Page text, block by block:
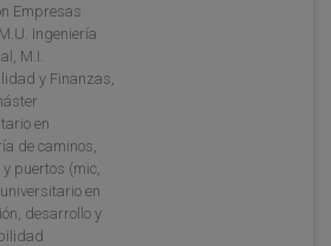
Empresas
Ingeniería
M.I.
y Finanzas,
en
de caminos,
puertos (mic,
en
desarrollo y